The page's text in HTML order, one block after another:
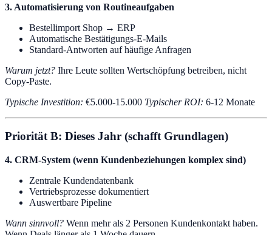
3. Automatisierung von Routineaufgaben
Bestellimport Shop → ERP
Automatische Bestätigungs-E-Mails
Standard-Antworten auf häufige Anfragen
Warum jetzt? Ihre Leute sollten Wertschöpfung betreiben, nicht
Copy-Paste.
Typische Investition: €5.000-15.000 Typischer ROI: 6-12 Monate
Priorität B: Dieses Jahr (schafft Grundlagen)
4. CRM-System (wenn Kundenbeziehungen komplex sind)
Zentrale Kundendatenbank
Vertriebsprozesse dokumentiert
Auswertbare Pipeline
Wann sinnvoll? Wenn mehr als 2 Personen Kundenkontakt haben.